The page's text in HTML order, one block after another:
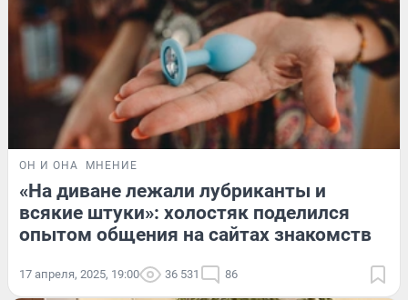
ОН И ОНА МНЕНИЕ
«На диване лежали лубриканты и
всякие штуки»: холостяк поделился
опытом общения на сайтах знакомств
17 апреля, 2025, 19:00 36 531 86